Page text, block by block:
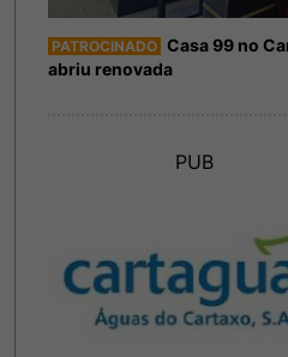
PATROCINADO Casa 99 no
abriu renovada
PUB